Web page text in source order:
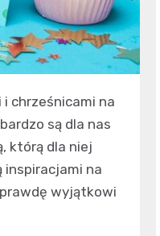
chrześnicami na
są dla nas
którą dla niej
inspiracjami na
wyjątkowi